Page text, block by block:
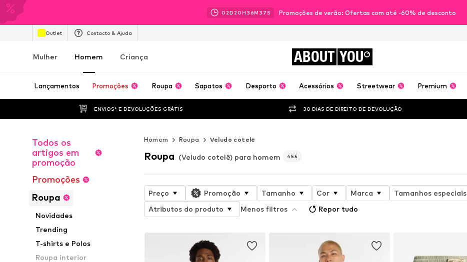
02D 20H 36M 35 S Promoções de verão: Ofertas com até -60% de desconto
Outlet Contacto & Ajuda
Mulher Homem Criança ABOUT YOU
Lançamentos Promoções Roupa Sapatos Desporto Acessórios Streetwear Premium
ENVIOS* E DEVOLUÇÕES GRÁTIS 30 DIAS DE DIREITO DE DEVOLUÇÃO
Todos os
artigos em
promoção
Promoções
Roupa
Novidades
Trending
T-shirts e Polos
Roupa interior
Homem Roupa Veludo cotelê
Roupa (Veludo cotelê) para homem 455
Preço Promoção Tamanho Cor Marca Tamanhos especiais
Atributos do produto
Menos filtros Repor tudo